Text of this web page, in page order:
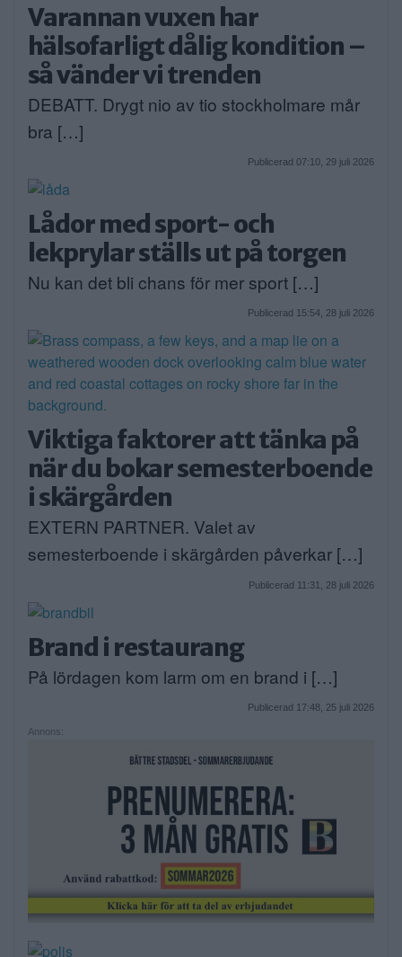
Varannan vuxen har
hälsofarligt dålig kondition –
så vänder vi trenden
DEBATT. Drygt nio av tio stockholmare mår
bra […]
Publicerad 07:10, 29 juli 2026
Lådor med sport- och
lekprylar ställs ut på torgen
Nu kan det bli chans för mer sport […]
Publicerad 15:54, 28 juli 2026
Viktiga faktorer att tänka på
när du bokar semesterboende
i skärgården
EXTERN PARTNER. Valet av
semesterboende i skärgården påverkar […]
Publicerad 11:31, 28 juli 2026
Brand i restaurang
På lördagen kom larm om en brand i […]
Publicerad 17:48, 25 juli 2026
Annons: